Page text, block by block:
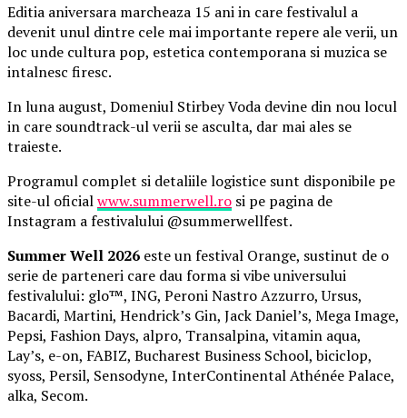
Editia aniversara marcheaza 15 ani in care festivalul a
devenit unul dintre cele mai importante repere ale verii, un
loc unde cultura pop, estetica contemporana si muzica se
intalnesc firesc.
In luna august, Domeniul Stirbey Voda devine din nou locul
in care soundtrack-ul verii se asculta, dar mai ales se
traieste.
Programul complet si detaliile logistice sunt disponibile pe
site-ul oficialwww.summerwell.ro si pe pagina de
Instagram a festivalului @summerwellfest.
Summer Well 2026 este un festival Orange, sustinut de o
serie de parteneri care dau forma si vibe universului
festivalului: glo™, ING, Peroni Nastro Azzurro, Ursus,
Bacardi, Martini, Hendrick’s Gin, Jack Daniel’s, Mega Image,
Pepsi, Fashion Days, alpro, Transalpina, vitamin aqua,
Lay’s, e-on, FABIZ, Bucharest Business School, biciclop,
syoss, Persil, Sensodyne, InterContinental Athénée Palace,
alka, Secom.